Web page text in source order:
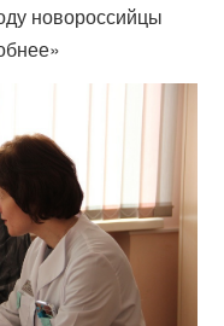
новороссийцы